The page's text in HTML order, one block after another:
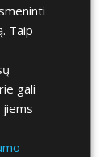
meilužė.
Gulia, nori
– mokėk.
tipo
sėdynių.
buvo galima
Taip
gali
jiems